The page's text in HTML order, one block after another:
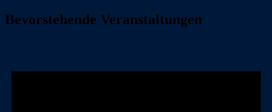
Bevorstehende Veranstaltungen